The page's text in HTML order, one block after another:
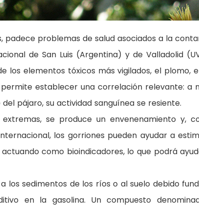
padece problemas de salud asociados a la
de San Luis (Argentina) y de Valladolid
los elementos tóxicos más vigilados, el plomo,
establecer una correlación relevante: a
pájaro, su actividad sanguínea se resiente.
extremas, se produce un envenenamiento y,
los gorriones pueden ayudar a
como bioindicadores, lo que podrá
los sedimentos de los ríos o al suelo debido
en la gasolina. Un compuesto